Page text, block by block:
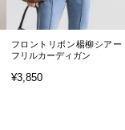
フロントリボン楊柳シアー
フリルカーディガン
¥3,850